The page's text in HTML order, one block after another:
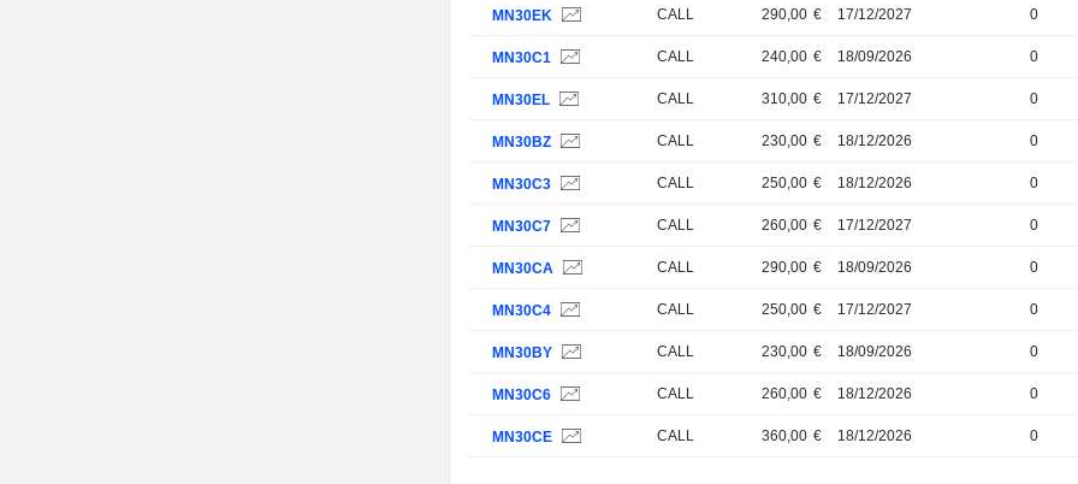
MN30EK CALL 290,00 € 17/12/2027 0
MN30C1 CALL 240,00 € 18/09/2026 0
MN30EL CALL 310,00 € 17/12/2027 0
MN30BZ CALL 230,00 € 18/12/2026 0
MN30C3 CALL 250,00 € 18/12/2026 0
MN30C7 CALL 260,00 € 17/12/2027 0
MN30CA CALL 290,00 € 18/09/2026 0
MN30C4 CALL 250,00 € 17/12/2027 0
MN30BY CALL 230,00 € 18/09/2026 0
MN30C6 CALL 260,00 € 18/12/2026 0
MN30CE CALL 360,00 € 18/12/2026 0